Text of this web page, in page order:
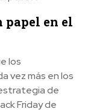
papel en el
los
vez más en los
de
Friday de